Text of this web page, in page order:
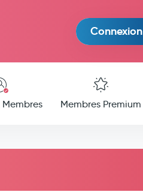
Connexion
Membres Premium